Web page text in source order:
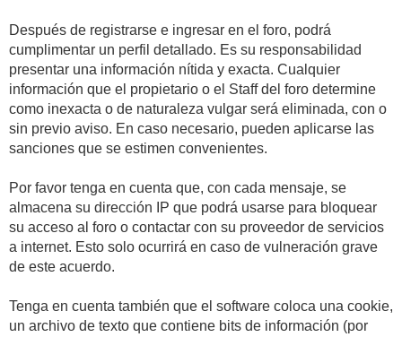
Después de registrarse e ingresar en el foro, podrá
cumplimentar un perfil detallado. Es su responsabilidad
presentar una información nítida y exacta. Cualquier
información que el propietario o el Staff del foro determine
como inexacta o de naturaleza vulgar será eliminada, con o
sin previo aviso. En caso necesario, pueden aplicarse las
sanciones que se estimen convenientes.
Por favor tenga en cuenta que, con cada mensaje, se
almacena su dirección IP que podrá usarse para bloquear
su acceso al foro o contactar con su proveedor de servicios
a internet. Esto solo ocurrirá en caso de vulneración grave
de este acuerdo.
Tenga en cuenta también que el software coloca una cookie,
un archivo de texto que contiene bits de información (por